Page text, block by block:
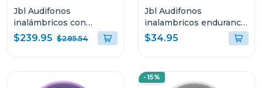
Jbl Audifonos
inalámbricos con
cancelación de ruido
tour pro 3 color negro
$239.95 $285.54
Jbl Audifonos
inalambricos endurance
run 2 azul endurruna2
$34.95
-15%